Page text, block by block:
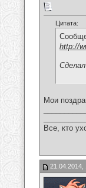
Цитата:
http://
Мои
Все, кто
21.04.2014,